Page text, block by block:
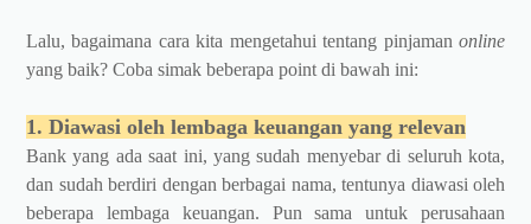
Lalu, bagaimana cara kita mengetahui tentang pinjaman online
yang baik? Coba simak beberapa point di bawah ini:
1. Diawasi oleh lembaga keuangan yang relevan
Bank yang ada saat ini, yang sudah menyebar di seluruh kota,
dan sudah berdiri dengan berbagai nama, tentunya diawasi oleh
beberapa lembaga keuangan. Pun sama untuk perusahaan